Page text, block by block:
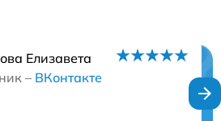
Елизавета
– ВКонтакте